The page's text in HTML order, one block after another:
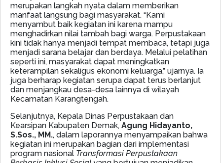
merupakan langkah nyata dalam memberikan
manfaat langsung bagi masyarakat. “Kami
menyambut baik kegiatan ini karena mampu
menghadirkan nilai tambah bagi warga. Perpustakaan
kini tidak hanya menjadi tempat membaca, tetapi juga
menjadi sarana belajar dan berdaya. Melalui pelatihan
seperti ini, masyarakat dapat meningkatkan
keterampilan sekaligus ekonomi keluarga,” ujarnya. Ia
juga berharap kegiatan serupa dapat terus berlanjut
dan menjangkau desa-desa lainnya di wilayah
Kecamatan Karangtengah.
Selanjutnya, Kepala Dinas Perpustakaan dan
Kearsipan Kabupaten Demak, Agung Hidayanto,
S.Sos., MM., dalam laporannya menyampaikan bahwa
kegiatan ini merupakan bagian dari implementasi
program nasional Transformasi Perpustakaan